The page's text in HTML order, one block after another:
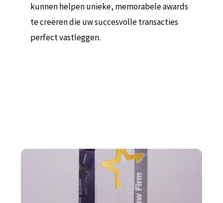
kunnen helpen unieke, memorabele awards
te creëren die uw succesvolle transacties
perfect vastleggen.